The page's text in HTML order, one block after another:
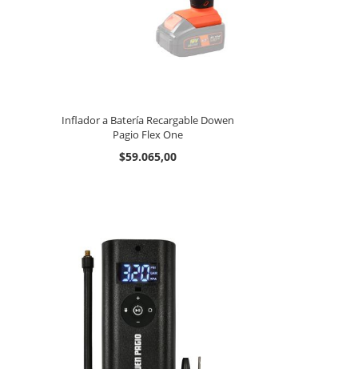
Inflador a Batería Recargable Dowen
Pagio Flex One
$59.065,00